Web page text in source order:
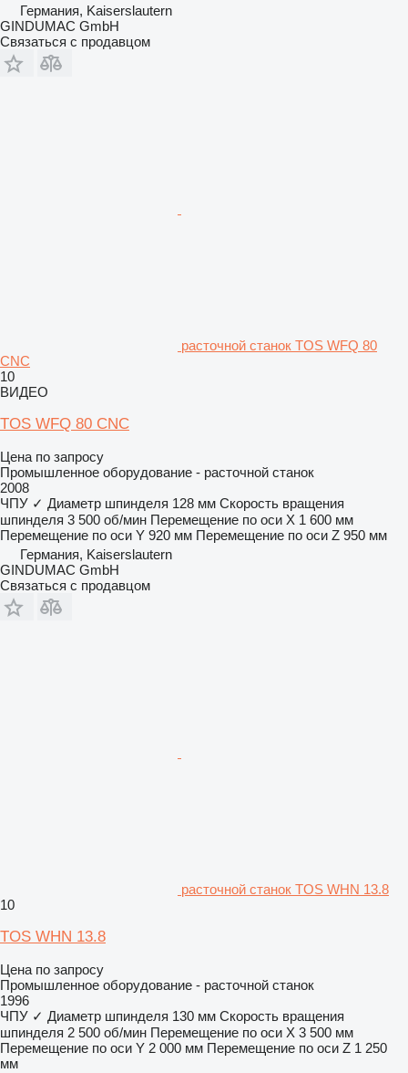
Германия, Kaiserslautern
GINDUMAC GmbH
Связаться с продавцом
расточной станок TOS WFQ 80
CNC
10
ВИДЕО
TOS WFQ 80 CNC
Цена по запросу
Промышленное оборудование - расточной станок
2008
ЧПУ ✓ Диаметр шпинделя 128 мм Скорость вращения
шпинделя 3 500 об/мин Перемещение по оси X 1 600 мм
Перемещение по оси Y 920 мм Перемещение по оси Z 950 мм
Германия, Kaiserslautern
GINDUMAC GmbH
Связаться с продавцом
расточной станок TOS WHN 13.8
10
TOS WHN 13.8
Цена по запросу
Промышленное оборудование - расточной станок
1996
ЧПУ ✓ Диаметр шпинделя 130 мм Скорость вращения
шпинделя 2 500 об/мин Перемещение по оси X 3 500 мм
Перемещение по оси Y 2 000 мм Перемещение по оси Z 1 250
мм